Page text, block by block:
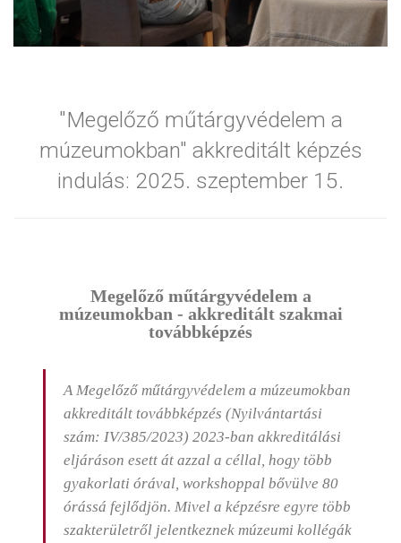
"Megelőző műtárgyvédelem a
múzeumokban" akkreditált képzés
indulás: 2025. szeptember 15.
Megelőző műtárgyvédelem a
múzeumokban - akkreditált szakmai
továbbképzés
A Megelőző műtárgyvédelem a múzeumokban
akkreditált továbbképzés (Nyilvántartási
szám: IV/385/2023) 2023-ban akkreditálási
eljáráson esett át azzal a céllal, hogy több
gyakorlati órával, workshoppal bővülve 80
órássá fejlődjön. Mivel a képzésre egyre több
szakterületről jelentkeznek múzeumi kollégák